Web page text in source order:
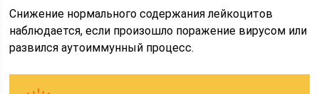
Снижение нормального содержания лейкоцитов
наблюдается, если произошло поражение вирусом или
развился аутоиммунный процесс.